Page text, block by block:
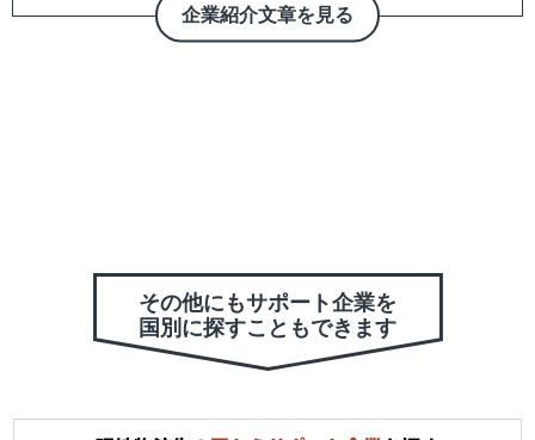
■Shopee 越境EC支援
おりますので、【浅く大量の支援】より、【深く広く1社
ごと】になります。本当に海外販売や、ECのパートナーを
探されていて、お困りの企業様を伴走支援したいと考えて
人口減少や、高齢化が進む日本。先行きが不透明な時代
企業紹介文章を見る
ティング会社です。
援、マーケティング、EC・デジタル運用支援等を行ってお
日本とオーストラリアの市場や文化の違いに精通した弊社
その他にもサポート企業を
国別に探すこともできます